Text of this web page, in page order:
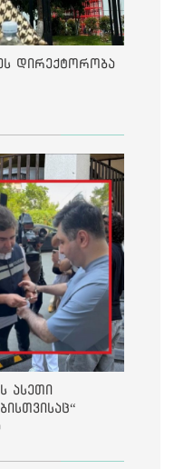
დირექტორობა
ასეთი